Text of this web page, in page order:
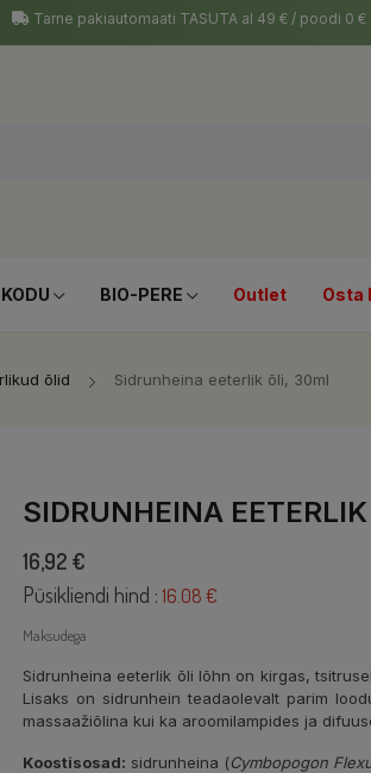
Tarne pakiautomaati TASUTA al 49 € / poodi 0 €
BIO-PERE Outlet Osta
õlid Sidrunheina eeterlik õli, 30ml
SIDRUNHEINA
16,92 €
Püsikliendi hind : 16.08 €
Maksudega
Sidrunheina eeterlik õli lõhn on kirgas,
Lisaks on sidrunhein teadaolevalt parim
massaažiõlina kui ka aroomilampides ja
Koostisosad: sidrunheina (Cymbopogon